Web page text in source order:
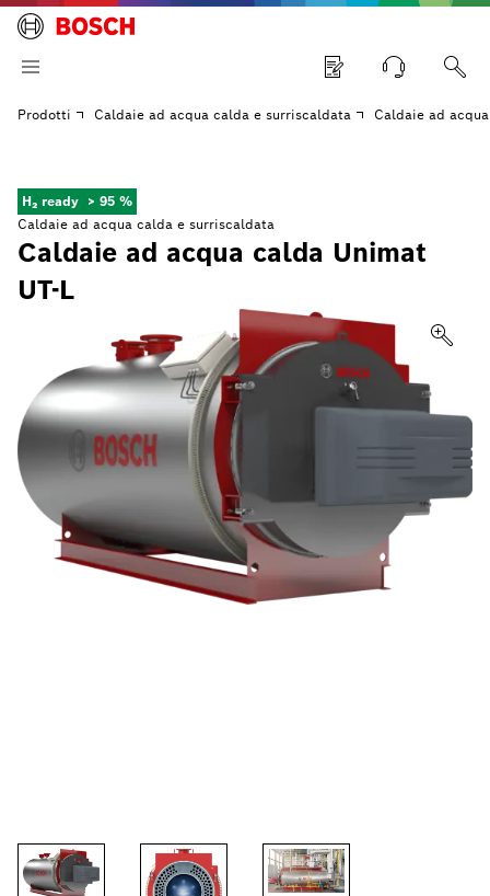
Prodotti Caldaie ad acqua calda e surriscaldata Caldaie ad
H₂ ready > 95 %
Caldaie ad acqua calda e surriscaldata
Caldaie ad acqua calda Unimat
UT-L